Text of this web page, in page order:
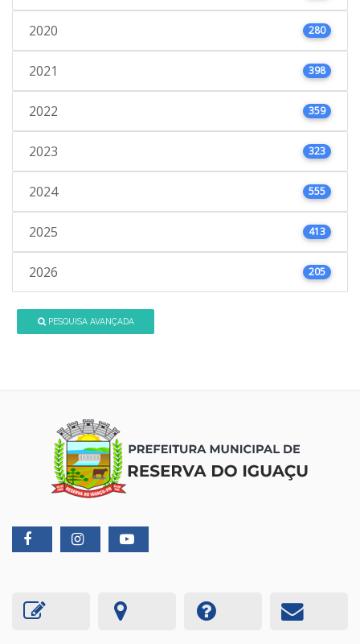
2020 280
2021 398
2022 359
2023 323
2024 555
2025 413
2026 205
PESQUISA AVANÇADA